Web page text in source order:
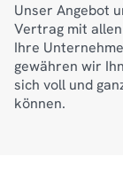
Unser Angebot
Vertrag mit
Ihre
gewähren wir
sich voll und
können.